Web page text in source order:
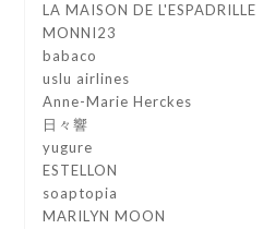
LA MAISON DE L'ESPADRILLE
MONNI23
babaco
uslu airlines
Anne-Marie Herckes
日々響
yugure
ESTELLON
soaptopia
MARILYN MOON